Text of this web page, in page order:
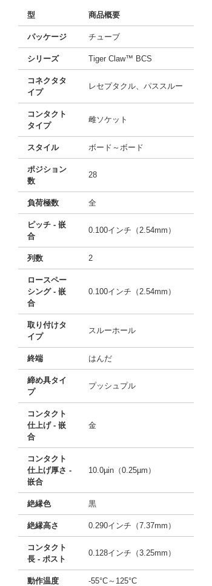
型 商品概要
パッケージ チューブ
シリーズ Tiger Claw™ BCS
コネクタタ
イプ
レセプタクル、パススルー
コンタクト
タイプ
雌ソケット
スタイル ボード～ボード
ポジション
数
28
負荷極数 全
ピッチ - 嵌
合
0.100インチ（2.54mm）
列数 2
ロースペー
シング - 嵌
合
0.100インチ（2.54mm）
取り付けタ
イプ
スルーホール
終端 はんだ
締め具タイ
プ
プッシュプル
コンタクト
仕上げ - 嵌
合
金
コンタクト
仕上げ厚さ -
嵌合
10.0µin（0.25µm）
絶縁色 黒
絶縁高さ 0.290インチ（7.37mm）
コンタクト
長 - ポスト
0.128インチ（3.25mm）
動作温度 -55°C～125°C